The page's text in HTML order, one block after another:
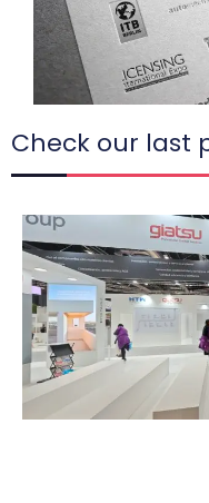
Check our last